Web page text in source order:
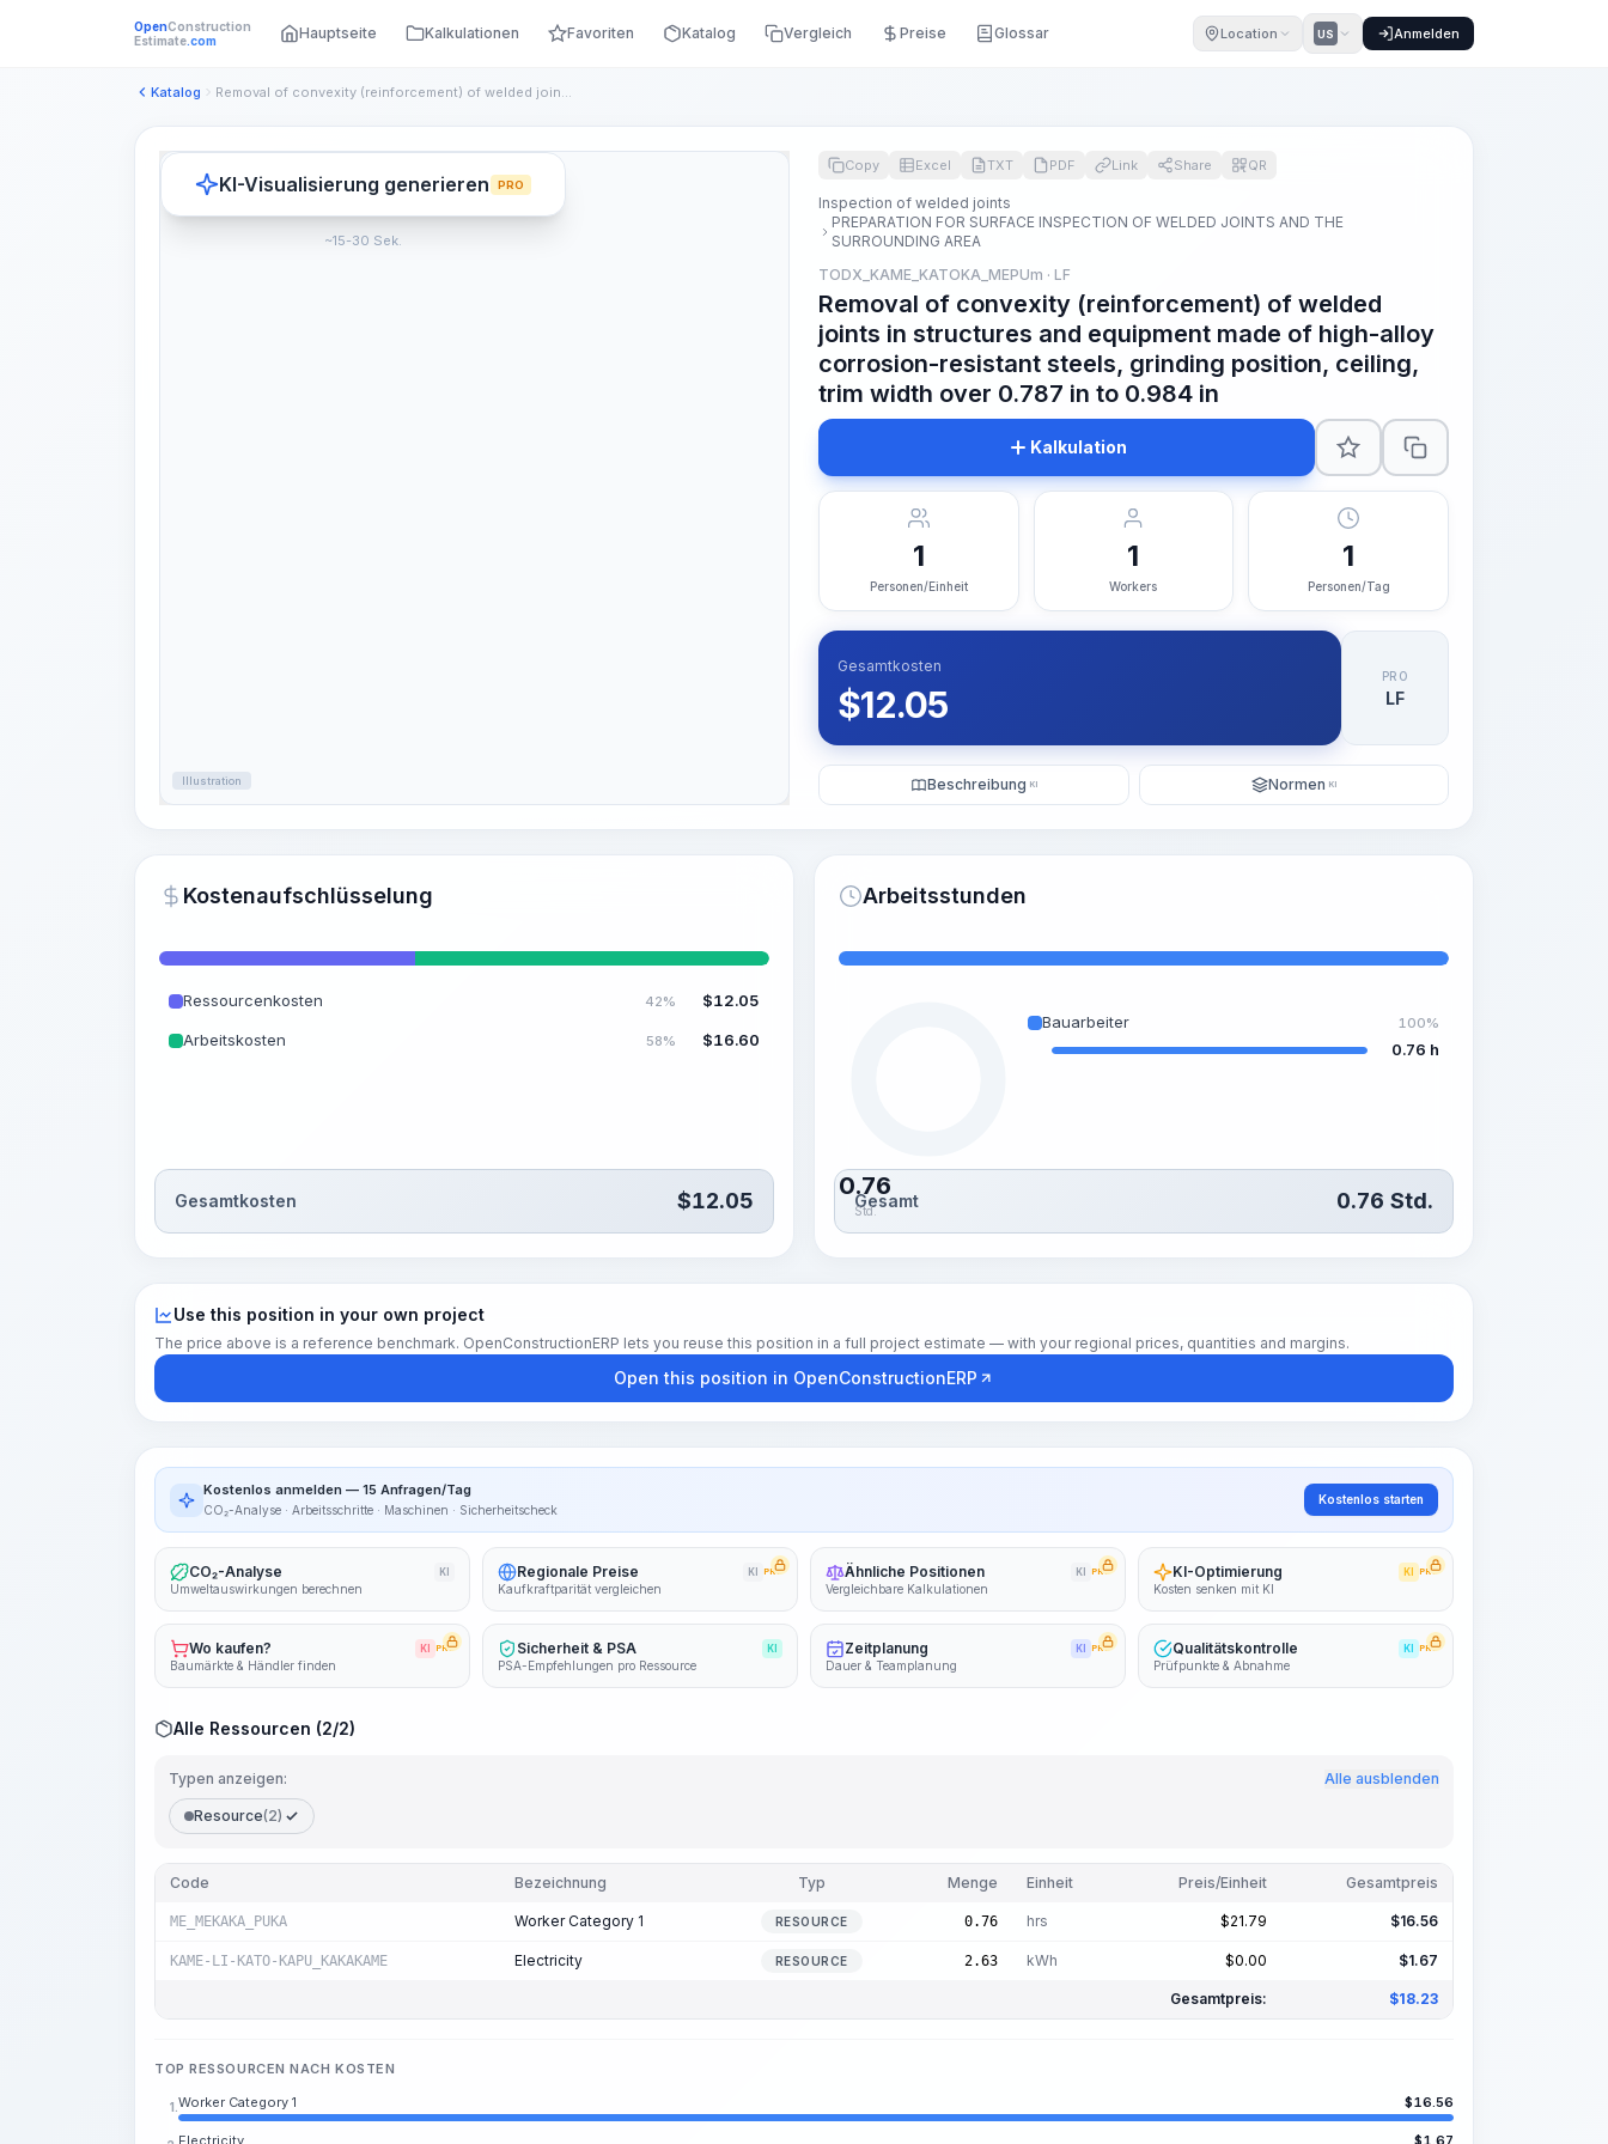
OpenConstruction
Estimate.com Hauptseite Kalkulationen Favoriten Katalog Vergleich Preise Glossar Location US Anmelden
Katalog Removal of convexity (reinforcement) of welded joints in str...
Illustration
KI-Visualisierung generieren PRO
~15-30 Sek.
Copy Excel TXT PDF Link Share QR
Inspection of welded joints
PREPARATION FOR SURFACE INSPECTION OF WELDED JOINTS AND THE
SURROUNDING AREA
TODX_KAME_KATOKA_MEPUm · LF
Removal of convexity (reinforcement) of welded
joints in structures and equipment made of high-alloy
corrosion-resistant steels, grinding position, ceiling,
trim width over 0.787 in to 0.984 in
Kalkulation
1
Personen/Einheit
1
Workers
1
Personen/Tag
Gesamtkosten
$12.05
PRO
LF
Beschreibung KI Normen KI
Kostenaufschlüsselung
Ressourcenkosten 42% $12.05
Arbeitskosten 58% $16.60
Gesamtkosten $12.05
Arbeitsstunden
0.76
Std.
Bauarbeiter 100%
0.76 h
Gesamt 0.76 Std.
Use this position in your own project
The price above is a reference benchmark. OpenConstructionERP lets you reuse this position in a full project estimate — with your regional prices, quantities and margins.
Open this position in OpenConstructionERP
Kostenlos anmelden — 15 Anfragen/Tag
CO₂-Analyse · Arbeitsschritte · Maschinen · Sicherheitscheck
Kostenlos starten
CO₂-Analyse KI
Umweltauswirkungen berechnen
Regionale Preise KI PRO
Kaufkraftparität vergleichen
Ähnliche Positionen KI PRO
Vergleichbare Kalkulationen
KI-Optimierung KI PRO
Kosten senken mit KI
Wo kaufen? KI PRO
Baumärkte & Händler finden
Sicherheit & PSA KI
PSA-Empfehlungen pro Ressource
Zeitplanung KI PRO
Dauer & Teamplanung
Qualitätskontrolle KI PRO
Prüfpunkte & Abnahme
Alle Ressourcen (2/2)
Typen anzeigen: Alle ausblenden
Resource(2)
Code Bezeichnung Typ Menge Einheit Preis/Einheit Gesamtpreis
ME_MEKAKA_PUKA Worker Category 1 RESOURCE 0.76 hrs $21.79 $16.56
KAME-LI-KATO-KAPU_KAKAKAME Electricity RESOURCE 2.63 kWh $0.00 $1.67
Gesamtpreis: $18.23
TOP RESSOURCEN NACH KOSTEN
1. Worker Category 1 $16.56
Electricity $1.67